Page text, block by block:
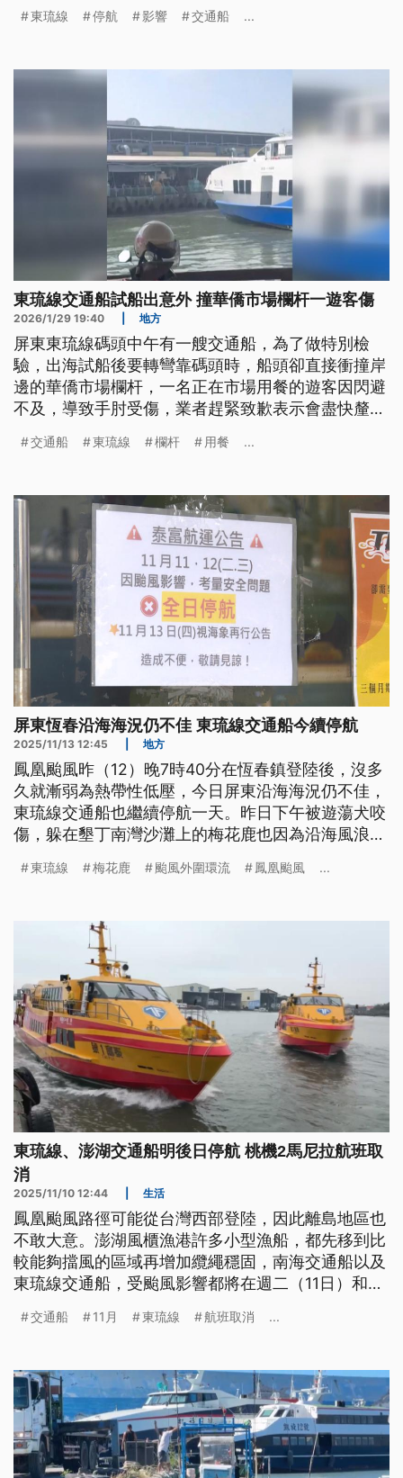
起陸續降雨，高雄受鋒面及西南風增強影響，這禮拜
上的雨勢，屏東東琉線交通船因此宣布9-10號停航兩
天，不只影響遊客行程，今早許多業者也趕緊提前將
物資送往小琉球。不只屏東，高雄、台中等地也從昨
天起陸續降雨，高雄仁武區上午有多路段因排水不及
而出現積淹水，台中力行國小附近凌晨則有路樹因強
風大雨及根系腐爛而倒塌，所幸無人員傷亡。
東琉線 停航 影響 交通船 ...
東琉線交通船試船出意外 撞華僑市場欄杆一遊客傷
2026/1/29 19:40 地方
屏東東琉線碼頭中午有一艘交通船，為了做特別檢
驗，出海試船後要轉彎靠碼頭時，船頭卻直接衝撞岸
邊的華僑市場欄杆，一名正在市場用餐的遊客因閃避
不及，導致手肘受傷，業者趕緊致歉表示會盡快釐清
交通船 東琉線 欄杆 用餐 ...
屏東恆春沿海海況仍不佳 東琉線交通船今續停航
2025/11/13 12:45 地方
鳳凰颱風昨（12）晚7時40分在恆春鎮登陸後，沒多
久就漸弱為熱帶性低壓，今日屏東沿海海況仍不佳，
東琉線交通船也繼續停航一天。昨日下午被遊蕩犬咬
傷，躲在墾丁南灣沙灘上的梅花鹿也因為沿海風浪不
亡。
東琉線 梅花鹿 颱風外圍環流 鳳凰颱風 ...
東琉線、澎湖交通船明後日停航 桃機2馬尼拉航班取
消
2025/11/10 12:44 生活
鳳凰颱風路徑可能從台灣西部登陸，因此離島地區也
不敢大意。澎湖風櫃漁港許多小型漁船，都先移到比
較能夠擋風的區域再增加纜繩穩固，南海交通船以及
東琉線交通船，受颱風影響都將在週二（11日）和週
外環氣流影響，台東沿岸已出現長浪，富岡漁港內更
交通船 11月 東琉線 航班取消 ...